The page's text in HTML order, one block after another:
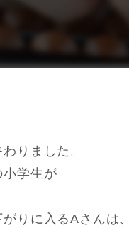
りました。
小学生が
りに入るAさんは、